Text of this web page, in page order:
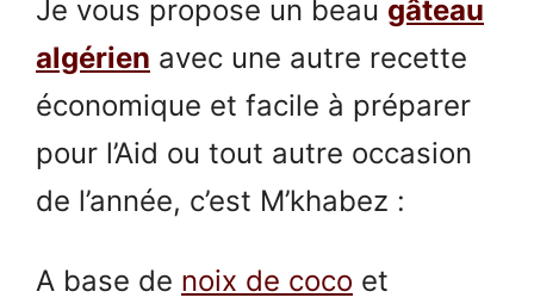
Je vous propose un beau gâteau
algérien avec une autre recette
économique et facile à préparer
pour l’Aid ou tout autre occasion
de l’année, c’est M’khabez :
A base de noix de coco et